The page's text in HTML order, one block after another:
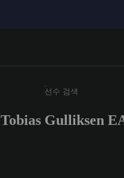
최소 3자 이상
Tobias Gulliksen